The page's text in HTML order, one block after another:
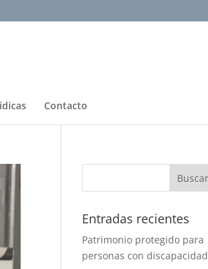
Contacto
Entradas recientes
Patrimonio protegido para
personas con discapacidad